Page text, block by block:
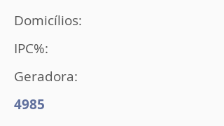
Domicílios:
IPC%:
Geradora:
4985